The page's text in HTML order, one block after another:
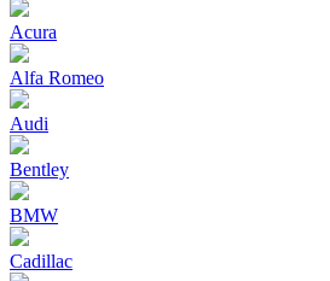
Acura
Alfa Romeo
Audi
Bentley
BMW
Cadillac